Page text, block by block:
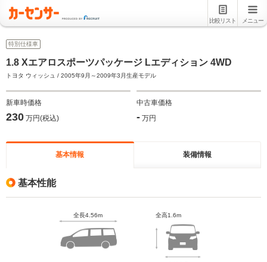
比較リスト メニュー
特別仕様車
1.8 Xエアロスポーツパッケージ Lエディション 4WD
トヨタ ウィッシュ / 2005年9月～2009年3月生産モデル
新車時価格
230 万円(税込)
中古車価格
- 万円
基本情報 装備情報
基本性能
全長4.56m 全高1.6m